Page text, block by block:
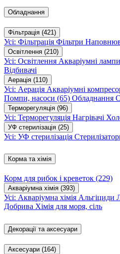
Обладнання
Фільтрація (421)
Усі: Фільтрація Фільтри
Освітлення (210)
Усі: Освітлення Акваріумні лампи
Відбивачі
Аерація (110)
Усі: Аерація Акваріумні
Помпи, насоси (65) Обладнання
Терморегуляція (96)
Усі: Терморегуляція Нагрівачі
УФ стерилізація (25)
Усі: УФ стерилізація
Корма та хімія
Корм для рибок і креветок (229)
Акваріумна хімія (393)
Усі: Акваріумна хімія Альгіциди
Добрива Хімія для моря, сіль
Декорації та аксесуари
Аксесуари (164)